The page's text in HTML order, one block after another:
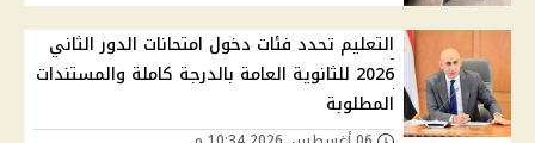
التعليم تحدد فئات دخول امتحانات الدور الثاني
2026 للثانوية العامة بالدرجة كاملة والمستندات
المطلوبة